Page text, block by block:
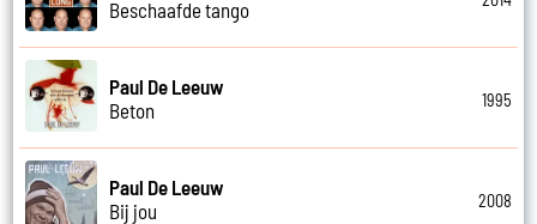
Beschaafde tango
Paul De Leeuw
Beton
1995
Paul De Leeuw
Bij jou
2008